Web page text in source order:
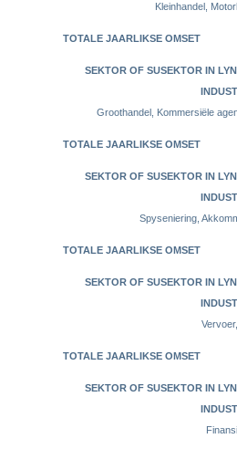
Kleinhandel,
Groothandel, Kommersiële
Spyseniering,